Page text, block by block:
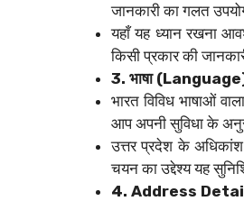
जानकारी का गलत
यहाँ यह ध्यान रखना
किसी प्रकार की
3. भाषा
भारत विविध भाषाओं
आप अपनी सुविधा के
उत्तर प्रदेश के
चयन का उद्देश्य यह
4. Address